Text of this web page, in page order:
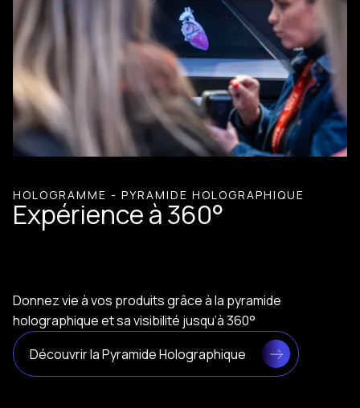
HOLOGRAMME - PYRAMIDE HOLOGRAPHIQUE
Expérience à 360°
Donnez vie à vos produits grâce à la pyramide
holographique et sa visibilité jusqu’à 360°
Découvrir la Pyramide Holographique